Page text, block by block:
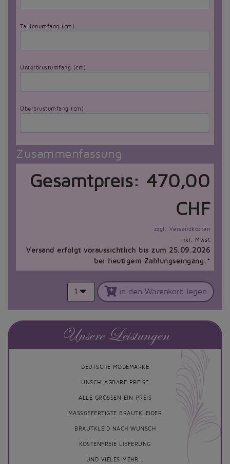
Taillenumfang (cm)
Unterbrustumfang (cm)
Überbrustumfang (cm)
Zusammenfassung
Gesamtpreis: 470,00
CHF
zzgl. Versandkosten
inkl. Mwst
Versand erfolgt voraussichtlich bis zum 25.09.2026
bei heutigem Zahlungseingang.*
1 in den Warenkorb legen
Unsere Leistungen
DEUTSCHE MODEMARKE
UNSCHLAGBARE PREISE
ALLE GRÖSSEN EIN PREIS
MASSGEFERTIGTE BRAUTKLEIDER
BRAUTKLEID NACH WUNSCH
KOSTENFREIE LIEFERUNG
UND VIELES MEHR...